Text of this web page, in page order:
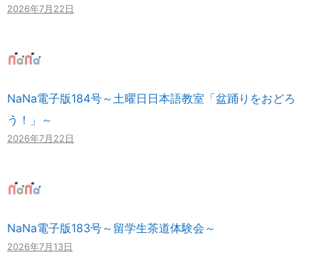
2026年7月22日
NaNa電子版184号～土曜日日本語教室「盆踊りをおどろ
う！」～
2026年7月22日
NaNa電子版183号～留学生茶道体験会～
2026年7月13日